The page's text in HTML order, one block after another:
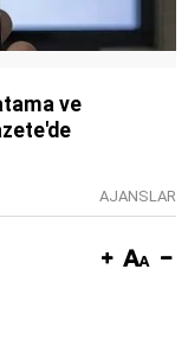
ve
AJANSLAR